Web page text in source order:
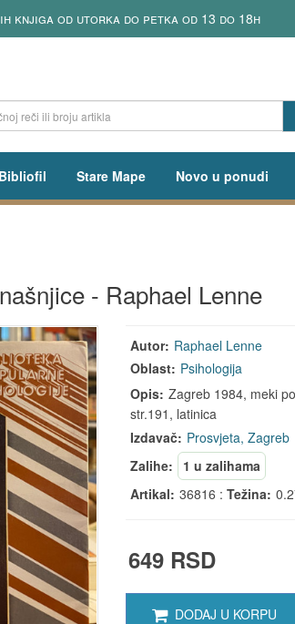
knjiga od utorka do petka od 13 do 18h
Bibliofil Stare Mape Novo u ponudi
- Raphael Lenne
Autor: Raphael Lenne
Oblast: Psihologija
Opis: Zagreb 1984, meki
str.191, latinica
Izdavač: Prosvjeta, Zagreb
Zalihe:
1 u zalihama
Artikal: 36816 :Težina:
649 RSD
DODAJ U KORPU